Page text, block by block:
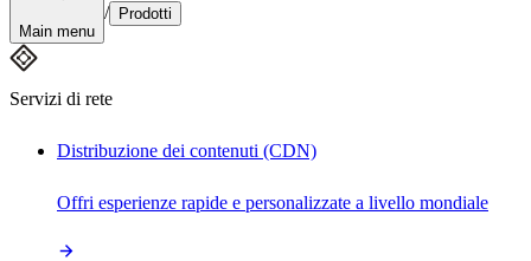
Main menu
/ Prodotti
Servizi di rete
Distribuzione dei contenuti (CDN)
Offri esperienze rapide e personalizzate a livello mondiale